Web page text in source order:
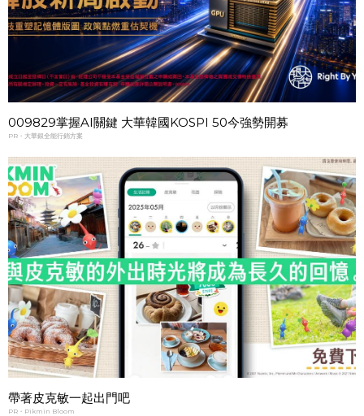
009829掌握AI關鍵 大華韓國KOSPI 50今強勢開募
PR・大華銀全能行銷方案
帶著皮克敏一起出門吧
PR・Pikmin Bloom